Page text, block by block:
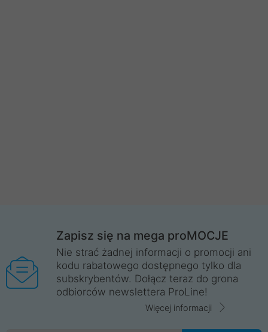
Zapisz się na mega proMOCJE
Nie strać żadnej informacji o promocji ani
kodu rabatowego dostępnego tylko dla
subskrybentów. Dołącz teraz do grona
odbiorców newslettera ProLine!
Więcej informacji